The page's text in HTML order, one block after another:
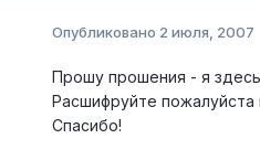
Опубликовано 2 июля, 2007
Прошу прошения - я
Расшифруйте
Спасибо!